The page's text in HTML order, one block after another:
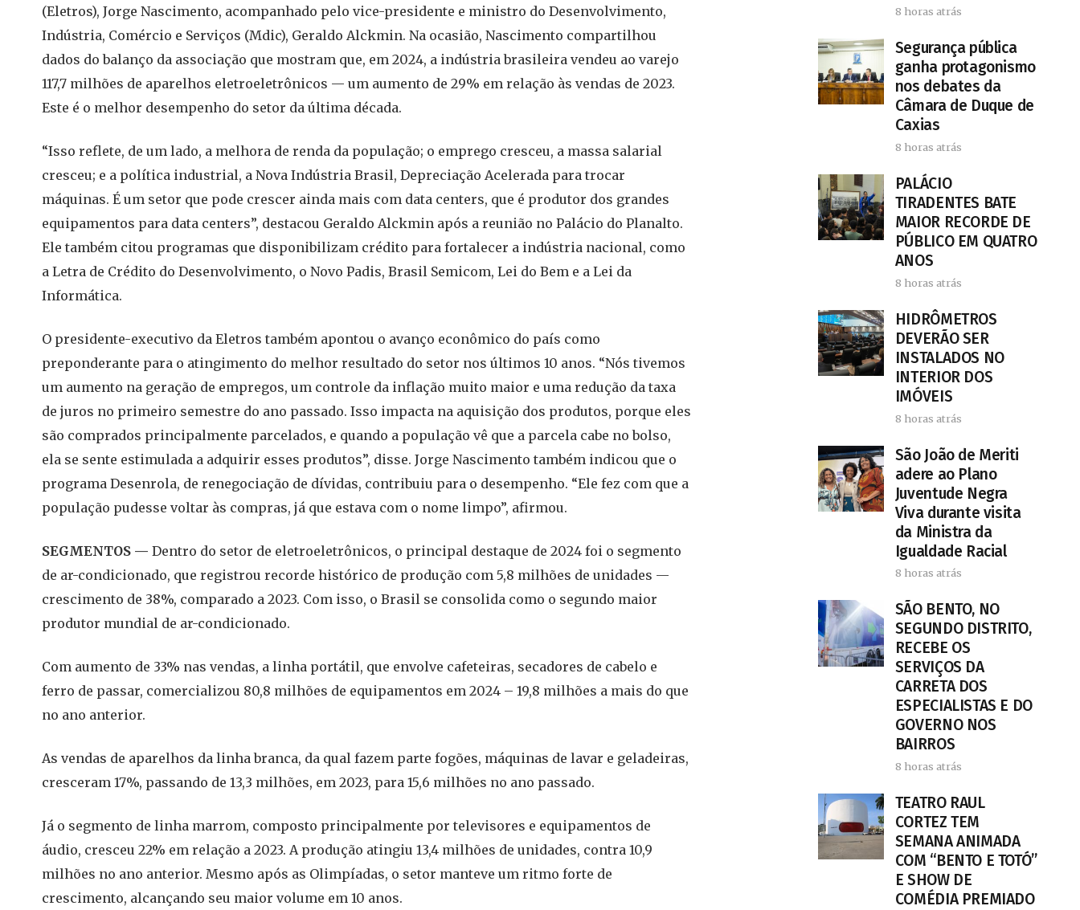
(Eletros), Jorge Nascimento, acompanhado pelo vice-presidente e ministro do Desenvolvimento,
Indústria, Comércio e Serviços (Mdic), Geraldo Alckmin. Na ocasião, Nascimento compartilhou
dados do balanço da associação que mostram que, em 2024, a indústria brasileira vendeu ao varejo
117,7 milhões de aparelhos eletroeletrônicos — um aumento de 29% em relação às vendas de 2023.
Este é o melhor desempenho do setor da última década.
“Isso reflete, de um lado, a melhora de renda da população; o emprego cresceu, a massa salarial
cresceu; e a política industrial, a Nova Indústria Brasil, Depreciação Acelerada para trocar
máquinas. É um setor que pode crescer ainda mais com data centers, que é produtor dos grandes
equipamentos para data centers”, destacou Geraldo Alckmin após a reunião no Palácio do Planalto.
Ele também citou programas que disponibilizam crédito para fortalecer a indústria nacional, como
a Letra de Crédito do Desenvolvimento, o Novo Padis, Brasil Semicom, Lei do Bem e a Lei da
Informática.
O presidente-executivo da Eletros também apontou o avanço econômico do país como
preponderante para o atingimento do melhor resultado do setor nos últimos 10 anos. “Nós tivemos
um aumento na geração de empregos, um controle da inflação muito maior e uma redução da taxa
de juros no primeiro semestre do ano passado. Isso impacta na aquisição dos produtos, porque eles
são comprados principalmente parcelados, e quando a população vê que a parcela cabe no bolso,
ela se sente estimulada a adquirir esses produtos”, disse. Jorge Nascimento também indicou que o
programa Desenrola, de renegociação de dívidas, contribuiu para o desempenho. “Ele fez com que a
população pudesse voltar às compras, já que estava com o nome limpo”, afirmou.
SEGMENTOS — Dentro do setor de eletroeletrônicos, o principal destaque de 2024 foi o segmento
de ar-condicionado, que registrou recorde histórico de produção com 5,8 milhões de unidades —
crescimento de 38%, comparado a 2023. Com isso, o Brasil se consolida como o segundo maior
produtor mundial de ar-condicionado.
Com aumento de 33% nas vendas, a linha portátil, que envolve cafeteiras, secadores de cabelo e
ferro de passar, comercializou 80,8 milhões de equipamentos em 2024 – 19,8 milhões a mais do que
no ano anterior.
As vendas de aparelhos da linha branca, da qual fazem parte fogões, máquinas de lavar e geladeiras,
cresceram 17%, passando de 13,3 milhões, em 2023, para 15,6 milhões no ano passado.
Já o segmento de linha marrom, composto principalmente por televisores e equipamentos de
áudio, cresceu 22% em relação a 2023. A produção atingiu 13,4 milhões de unidades, contra 10,9
milhões no ano anterior. Mesmo após as Olimpíadas, o setor manteve um ritmo forte de
crescimento, alcançando seu maior volume em 10 anos.
8 horas atrás
Segurança pública
ganha protagonismo
nos debates da
Câmara de Duque de
Caxias
8 horas atrás
PALÁCIO
TIRADENTES BATE
MAIOR RECORDE DE
PÚBLICO EM QUATRO
ANOS
8 horas atrás
HIDRÔMETROS
DEVERÃO SER
INSTALADOS NO
INTERIOR DOS
IMÓVEIS
8 horas atrás
São João de Meriti
adere ao Plano
Juventude Negra
Viva durante visita
da Ministra da
Igualdade Racial
8 horas atrás
SÃO BENTO, NO
SEGUNDO DISTRITO,
RECEBE OS
SERVIÇOS DA
CARRETA DOS
ESPECIALISTAS E DO
GOVERNO NOS
BAIRROS
8 horas atrás
TEATRO RAUL
CORTEZ TEM
SEMANA ANIMADA
COM “BENTO E TOTÓ”
E SHOW DE
COMÉDIA PREMIADO